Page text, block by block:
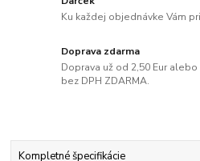
Ku každej objednávke Vám
Doprava zdarma
Doprava už od 2,50 Eur
bez DPH ZDARMA.
Kompletné špecifikácie